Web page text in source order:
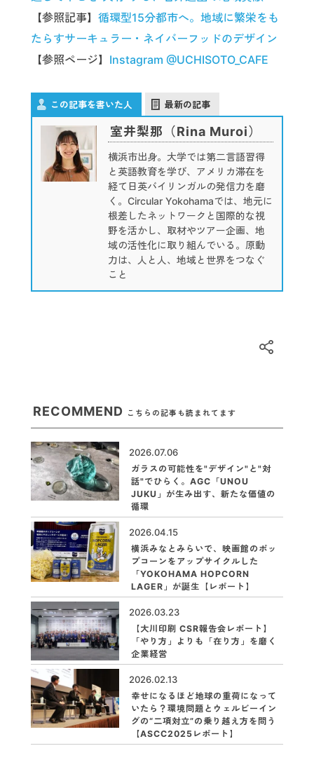
【参照記事】 循環型15分都市へ。地域に繁栄をも
たらすサーキュラー・ネイバーフッドのデザイン
【参照ページ】 Instagram @UCHISOTO_CAFE
この記事を書いた人 最新の記事
室井梨那（Rina Muroi）
横浜市出身。大学では第二言語習得
と英語教育を学び、アメリカ滞在を
経て日英バイリンガルの発信力を磨
く。Circular Yokohamaでは、地元に
根差したネットワークと国際的な視
野を活かし、取材やツアー企画、地
域の活性化に取り組んでいる。原動
力は、人と人、地域と世界をつなぐ
こと
RECOMMEND こちらの記事も読まれてます
2026.07.06
ガラスの可能性を"デザイン"と"対
話"でひらく。AGC「UNOU
JUKU」が生み出す、新たな価値の
循環
2026.04.15
横浜みなとみらいで、映画館のポッ
プコーンをアップサイクルした
「YOKOHAMA HOPCORN
LAGER」が誕生【レポート】
2026.03.23
【大川印刷 CSR報告会レポート】
「やり方」よりも「在り方」を磨く
企業経営
2026.02.13
幸せになるほど地球の重荷になって
いたら？環境問題とウェルビーイン
グの“二項対立”の乗り越え方を問う
【ASCC2025レポート】